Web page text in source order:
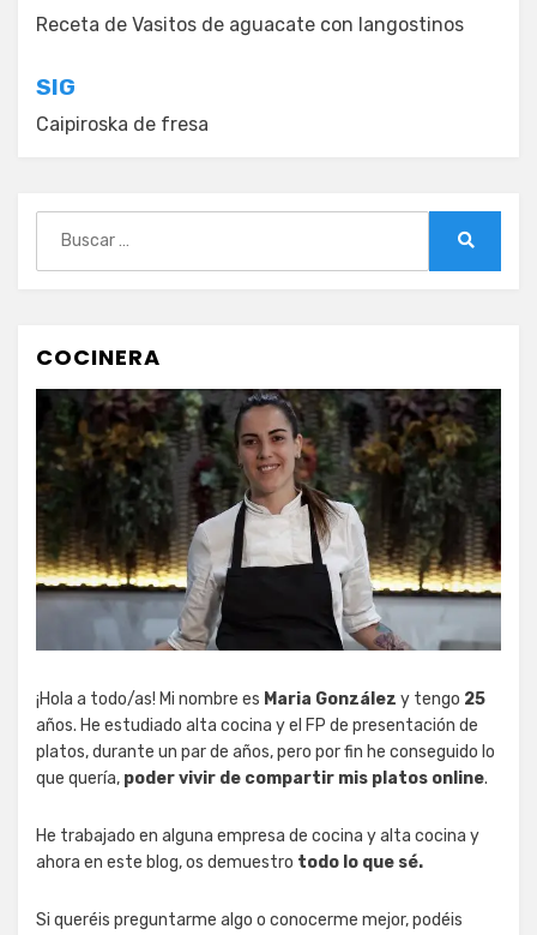
de
entradas
Receta de Vasitos de aguacate con langostinos
SIG
Caipiroska de fresa
COCINERA
¡Hola a todo/as! Mi nombre es Maria González y tengo 25
años. He estudiado alta cocina y el FP de presentación de
platos, durante un par de años, pero por fin he conseguido lo
que quería, poder vivir de compartir mis platos online.
He trabajado en alguna empresa de cocina y alta cocina y
ahora en este blog, os demuestro todo lo que sé.
Si queréis preguntarme algo o conocerme mejor, podéis